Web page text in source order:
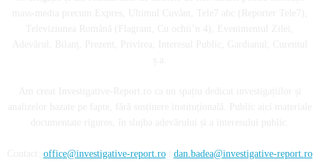
office@investigative-report.ro| dan.badea@investigative-report.ro